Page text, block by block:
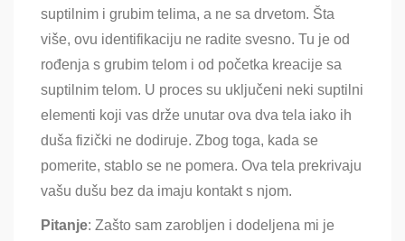
suptilnim i grubim telima, a ne sa drvetom. Šta
više, ovu identifikaciju ne radite svesno. Tu je od
rođenja s grubim telom i od početka kreacije sa
suptilnim telom. U proces su uključeni neki suptilni
elementi koji vas drže unutar ova dva tela iako ih
duša fizički ne dodiruje. Zbog toga, kada se
pomerite, stablo se ne pomera. Ova tela prekrivaju
vašu dušu bez da imaju kontakt s njom.
Pitanje: Zašto sam zarobljen i dodeljena mi je